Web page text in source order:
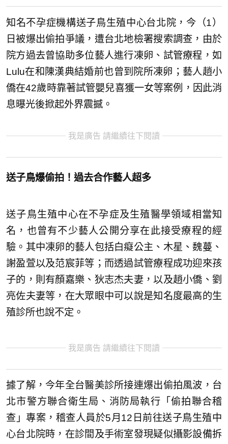
知名不孕症機構送子鳥生殖中心台北院，今（1）
日被爆出偷拍爭議，遭台北地檢署搜索調查，由於
院方過去曾協助多位藝人進行凍卵、試管療程，如
Lulu在和陳漢典結婚前也曾到院所凍卵；藝人趙小
僑在42歲時靠著試管嬰兒喜獲一女等案例，因此消
息曝光後掀起外界震撼。
我是廣告 請繼續往下閱讀
送子鳥爆偷拍！過去合作藝人超多
送子鳥生殖中心在不孕症及生殖醫學領域相當知
名，也曾有不少藝人公開分享在此接受療程的經
驗。其中凍卵的藝人包括白癡公主、木星、魏蔓、
謝盈萱以及范宸菲等；而透過試管療程成功迎來孩
子的，則有顏嘉樂、狄志杰夫妻，以及趙小僑、劉
亮佐夫妻等，在大眾眼中可以說是知名度最高的生
殖診所也說不定。
我是廣告 請繼續往下閱讀
據了解，今年全台醫美診所接連爆出偷拍風波，台
北市警方聯合衛生局、消防局執行「偷拍聯合稽
查」專案，稽查人員於5月12日前往送子鳥生殖中
心台北院時，在診間及手術室發現疑似攝影設備拆